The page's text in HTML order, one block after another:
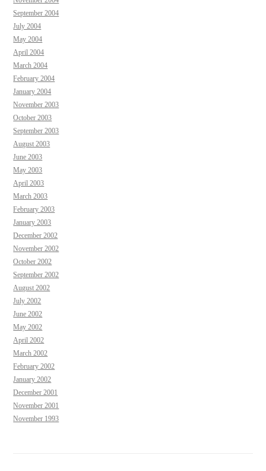
September 2004
July 2004
May 2004
April 2004
March 2004
February 2004
January 2004
November 2003
October 2003
September 2003
August 2003
June 2003
May 2003
April 2003
March 2003
February 2003
January 2003
December 2002
November 2002
October 2002
September 2002
August 2002
July 2002
June 2002
May 2002
April 2002
March 2002
February 2002
January 2002
December 2001
November 2001
November 1993